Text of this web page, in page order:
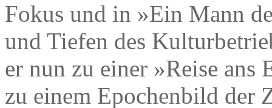
Fokus und in »Ein Mann
und Tiefen des
er nun zu einer »Reise ans
zu einem Epochenbild der